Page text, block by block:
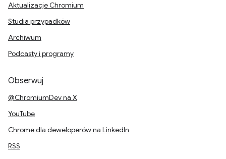
Aktualizacje Chromium
Studia przypadków
Archiwum
Podcasty i programy
Obserwuj
@ChromiumDev na X
YouTube
Chrome dla deweloperów na LinkedIn
RSS